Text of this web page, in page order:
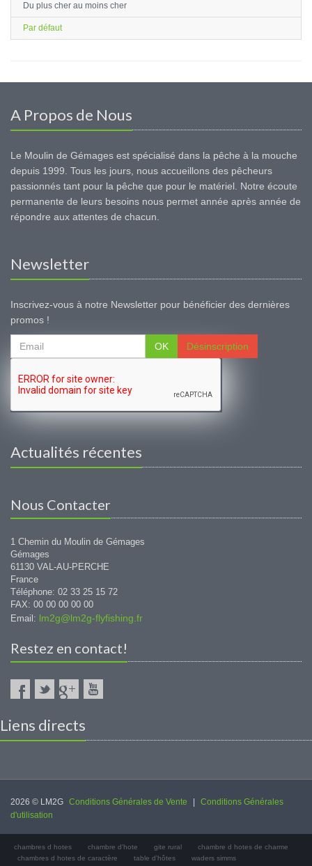
Du plus cher au moins cher
Par défaut
A Propos de Nous
Le Moulin de Gémages est spécialisé dans la pêche à la mouche
depuis 1999. Tous les jours, nous accueillons des pêcheurs
passionnés tant pour la pêche que pour le matériel. Notre écoute
permanente de leurs besoins nous permet année après année de
répondre aux attentes de chacun.
Newsletter
Inscrivez-vous à notre Newsletter pour bénéficier des dernières
promos !
OK Désinscription
Actualités récentes
Nous Contacter
1 Chemin du Moulin de Gémages
Gémages
61130 VAL-AU-PERCHE
France
Téléphone: 02 33 25 15 72
FAX: 00 00 00 00 00
Email: lm2g@lm2g-flyfishing.fr
Restez en contact!
Liens directs
2026 © LM2G Conditions Générales de Vente
Conditions Générales
d'utilisation
chambres d hotes chambre d'hote gite rural
chambre d hotes de charme
chambres d hotes de caractère
table d'hôtes
waders simms